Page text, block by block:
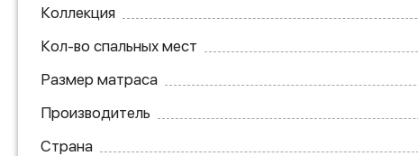
Коллекция
Кол-во спальных мест
Размер матраса
Производитель
Страна